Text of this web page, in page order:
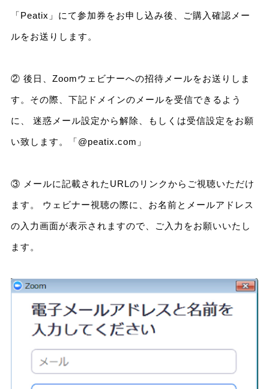
「Peatix」にて参加券をお申し込み後、ご購入確認メー
ルをお送りします。
② 後日、Zoomウェビナーへの招待メールをお送りしま
す。その際、下記ドメインのメールを受信できるよう
に、 迷惑メール設定から解除、もしくは受信設定をお願
い致します。「@peatix.com」
③ メールに記載されたURLのリンクからご視聴いただけ
ます。 ウェビナー視聴の際に、お名前とメールアドレス
の入力画面が表示されますので、ご入力をお願いいたし
ます。